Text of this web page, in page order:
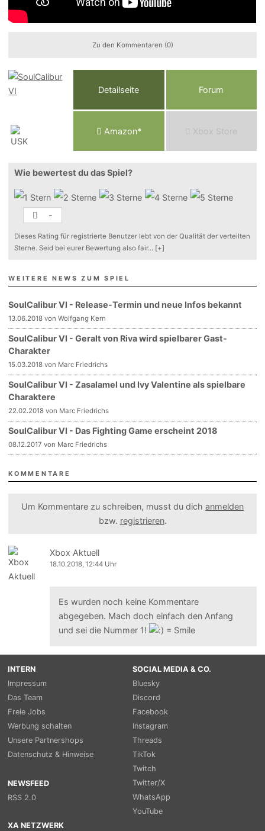
Zu den Kommentaren (0)
Detailseite Forum
Amazon* Xbox Store
Wie bewertest du das Spiel?
-
Dieses Rating für registrierte Benutzer lebt von der Qualität der verteilten
Sterne. Seid bei eurer Bewertung also fair... [+]
WEITERE NEWS ZUM SPIEL
SoulCalibur VI - Release-Termin und neue Infos bekannt
13.06.2018 von Wolfgang Kern
SoulCalibur VI - Geralt von Riva wird spielbarer Gast-
Charakter
15.03.2018 von Marc Friedrichs
SoulCalibur VI - Zasalamel und Ivy Valentine als spielbare
Charaktere
22.02.2018 von Marc Friedrichs
SoulCalibur VI - Das Fighting Game erscheint 2018
08.12.2017 von Marc Friedrichs
KOMMENTARE
Um Kommentare zu schreiben, musst du dich anmelden
bzw. registrieren.
Xbox Aktuell
18.10.2018, 12:44 Uhr
Es wurden noch keine Kommentare
abgegeben. Mach doch einfach den Anfang
und sei die Nummer 1!
INTERN
Impressum
Das Team
Freie Jobs
Werbung schalten
Unsere Partnershops
Datenschutz & Hinweise
NEWSFEED
RSS 2.0
SOCIAL MEDIA & CO.
Bluesky
Discord
Facebook
Instagram
Threads
TikTok
Twitch
Twitter/X
WhatsApp
YouTube
XA NETZWERK